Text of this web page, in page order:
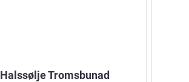
Halssølje Tromsbunad